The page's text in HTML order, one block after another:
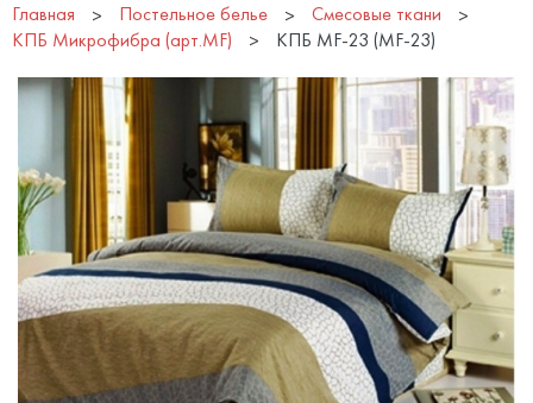
Главная Постельное белье
Смесовые ткани
КПБ Микрофибра (арт.MF)
КПБ MF-23 (MF-23)